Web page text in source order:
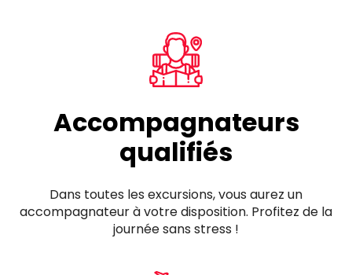
Accompagnateurs
qualifiés
Dans toutes les excursions, vous aurez un
accompagnateur à votre disposition. Profitez de la
journée sans stress !